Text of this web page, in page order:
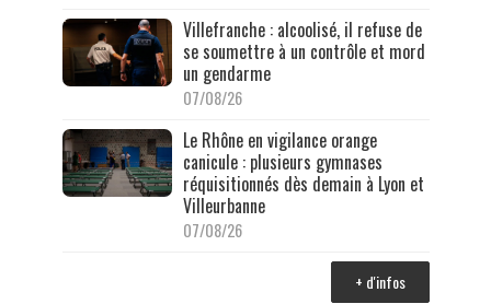
Villefranche : alcoolisé, il refuse de
se soumettre à un contrôle et mord
un gendarme
07/08/26
Le Rhône en vigilance orange
canicule : plusieurs gymnases
réquisitionnés dès demain à Lyon et
Villeurbanne
07/08/26
+ d'infos